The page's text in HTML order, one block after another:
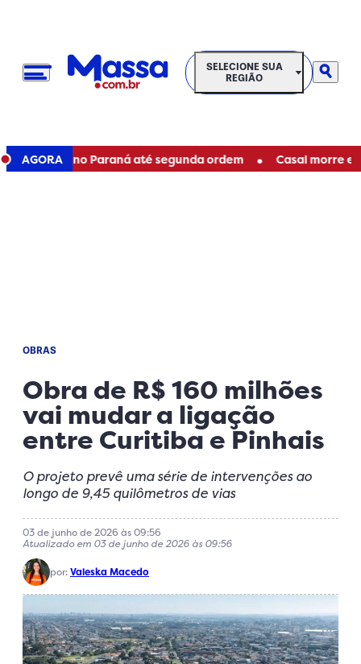
SELECIONE SUA REGIÃO
SELECIONE SUA
REGIÃO
AGORA
no Paraná até segunda ordem • Casal morre em
OBRAS
Obra de R$ 160 milhões
vai mudar a ligação
entre Curitiba e Pinhais
O projeto prevê uma série de intervenções ao
longo de 9,45 quilômetros de vias
03 de junho de 2026 às 09:56
Atualizado em 03 de junho de 2026 às 09:56
por:Valeska Macedo